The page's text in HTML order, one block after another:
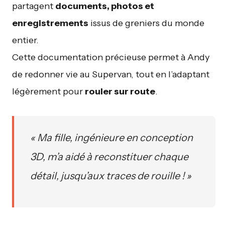
partagent documents, photos et
enregistrements issus de greniers du monde
entier.
Cette documentation précieuse permet à Andy
de redonner vie au Supervan, tout en l’adaptant
légèrement pour rouler sur route.
« Ma fille, ingénieure en conception
3D, m’a aidé à reconstituer chaque
détail, jusqu’aux traces de rouille ! »